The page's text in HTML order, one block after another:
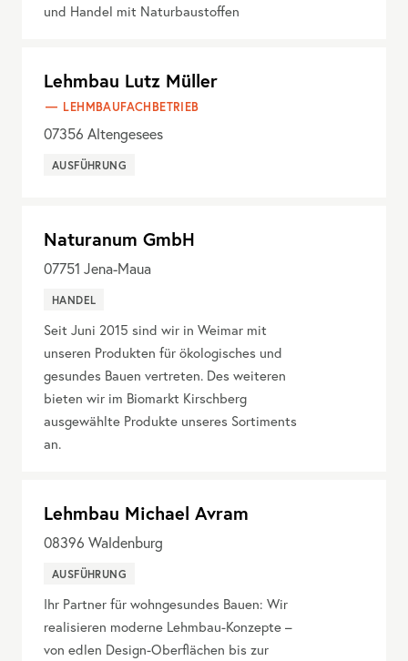
und Handel mit Naturbaustoffen
Lehmbau Lutz Müller
LEHMBAUFACHBETRIEB
07356 Altengesees
AUSFÜHRUNG
Naturanum GmbH
07751 Jena-Maua
HANDEL
Seit Juni 2015 sind wir in Weimar mit
unseren Produkten für ökologisches und
gesundes Bauen vertreten. Des weiteren
bieten wir im Biomarkt Kirschberg
ausgewählte Produkte unseres Sortiments
an.
Lehmbau Michael Avram
08396 Waldenburg
AUSFÜHRUNG
Ihr Partner für wohngesundes Bauen: Wir
realisieren moderne Lehmbau-Konzepte –
von edlen Design-Oberflächen bis zur